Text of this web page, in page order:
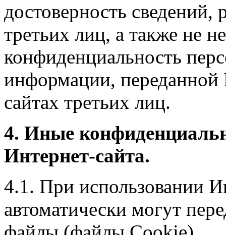
достоверность
третьих лиц, а также не
конфиденциальность
информации, переданной
сайтах третьих лиц.
4. Иные
Интернет-сайта.
4.1. При использовании
автоматически могут